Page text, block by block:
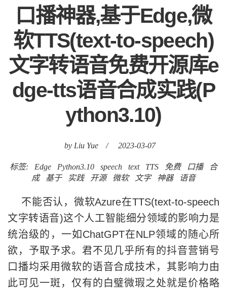
口播神器,基于Edge,微
软TTS(text-to-speech)
文字转语音免费开源库e
dge-tts语音合成实践(P
ython3.10)
by Liu Yue / 2023-03-07
标签: Edge Python3.10 speech text TTS 免费 口播
合
成
基于 实践 开源 微软 文字 神器 语音
不能否认，微软Azure在TTS(text-to-speech
文字转语音)这个人工智能细分领域的影响力是
统治级的，一如ChatGPT在NLP领域的随心所
欲，予取予求。君不见几乎所有的抖音营销号
口播均采用微软的语音合成技术，其影响力由
此可见一斑，仅有的白璧微瑕之处就是价格略